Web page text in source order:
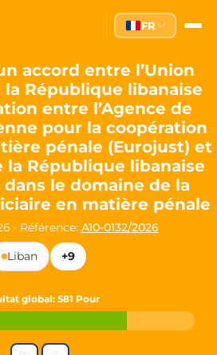
—
(PdF), founded in 2020, is a
of the European Parliament since
of Gartz (Oder), local leader and
Eckenroth, recognized as
Values
gestalten"("Directly shaping
stands for:
government transparency
accountable decision-making
cooperation and democracy
(CSV), one of Germany's most
FR
accord entre l’Union
République libanaise
entre l’Agence de
pour la coopération
pénale (Eurojust) et
la République libanaise
le domaine de la
en matière pénale
· Référence: A10-0132/2026
Liban
+9
global: 581 Pour